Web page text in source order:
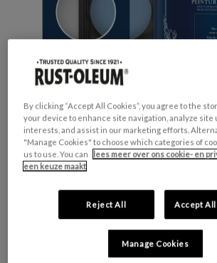
GESCHIKT VOOR: Muren en Plafonds
KLEURCOLLECTIE: Zachte tinten
Mat
By clicking “Accept All Cookies”, you agree to the
your device to enhance site navigation, analyze site
interests, and assist in our marketing efforts.
"Manage Cookies" to choose which categories of
us to use. You can
lees meer over ons cookie- en
een keuze maakt
Reject All Accept All
Manage Cookies